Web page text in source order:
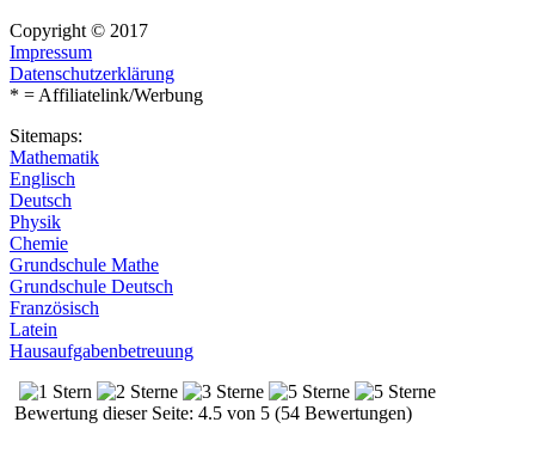
Copyright © 2017
Impressum
Datenschutzerklärung
* = Affiliatelink/Werbung
Sitemaps:
Mathematik
Englisch
Deutsch
Physik
Chemie
Grundschule Mathe
Grundschule Deutsch
Französisch
Latein
Hausaufgabenbetreuung
Bewertung dieser Seite: 4.5 von 5 (54 Bewertungen)